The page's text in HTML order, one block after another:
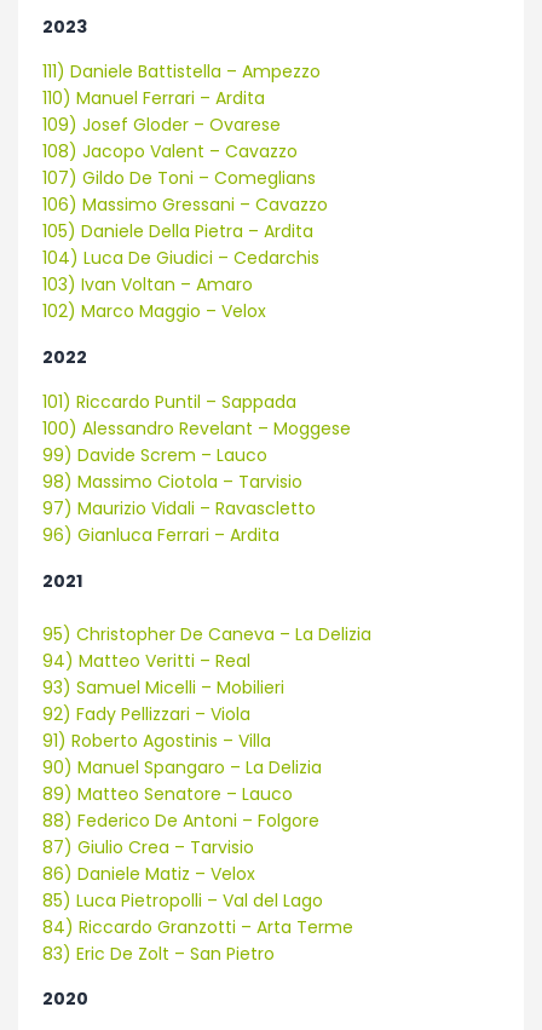
2023
111) Daniele Battistella – Ampezzo
110) Manuel Ferrari – Ardita
109) Josef Gloder – Ovarese
108) Jacopo Valent – Cavazzo
107) Gildo De Toni – Comeglians
106) Massimo Gressani – Cavazzo
105) Daniele Della Pietra – Ardita
104) Luca De Giudici – Cedarchis
103) Ivan Voltan – Amaro
102) Marco Maggio – Velox
2022
101) Riccardo Puntil – Sappada
100) Alessandro Revelant – Moggese
99) Davide Screm – Lauco
98) Massimo Ciotola – Tarvisio
97) Maurizio Vidali – Ravascletto
96) Gianluca Ferrari – Ardita
2021
95) Christopher De Caneva – La Delizia
94) Matteo Veritti – Real
93) Samuel Micelli – Mobilieri
92) Fady Pellizzari – Viola
91) Roberto Agostinis – Villa
90) Manuel Spangaro – La Delizia
89) Matteo Senatore – Lauco
88) Federico De Antoni – Folgore
87) Giulio Crea – Tarvisio
86) Daniele Matiz – Velox
85) Luca Pietropolli – Val del Lago
84) Riccardo Granzotti – Arta Terme
83) Eric De Zolt – San Pietro
2020